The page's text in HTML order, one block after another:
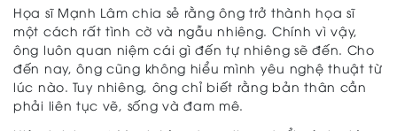
Họa sĩ Mạnh Lâm chia sẻ rằng ông trở thành họa sĩ
một cách rất tình cờ và ngẫu nhiêng. Chính vì vậy,
ông luôn quan niệm cái gì đến tự nhiêng sẽ đến. Cho
đến nay, ông cũng không hiểu mình yêu nghệ thuật từ
lúc nào. Tuy nhiêng, ông chỉ biết rằng bản thân cần
phải liên tục vẽ, sống và đam mê.